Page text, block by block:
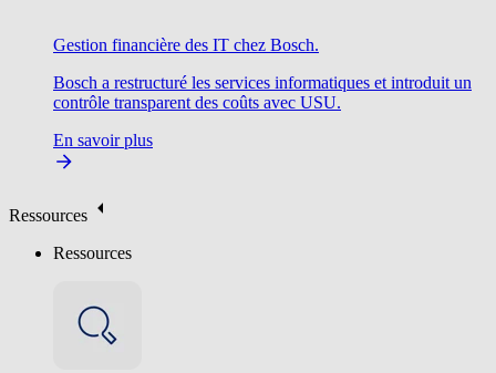
Gestion financière des IT chez Bosch.
Bosch a restructuré les services informatiques et introduit un
contrôle transparent des coûts avec USU.
En savoir plus
Ressources
Ressources